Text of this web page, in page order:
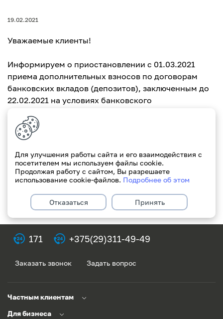
19.02.2021
Уважаемые клиенты!
Информируем о приостановлении с 01.03.2021
приема дополнительных взносов по договорам
банковских вкладов (депозитов), заключенным до
22.02.2021 на условиях банковского
размещения денежных средств на 6 и 12 месяцев.
171 +375(29)311-49-49
Заказать звонок Задать вопрос
Частным клиентам
Для бизнеса
Для улучшения работы сайта и его взаимодействия с
посетителем мы используем файлы cookie.
Продолжая работу с сайтом, Вы разрешаете
использование cookie-файлов. Подробнее об этом
Отказаться Принять